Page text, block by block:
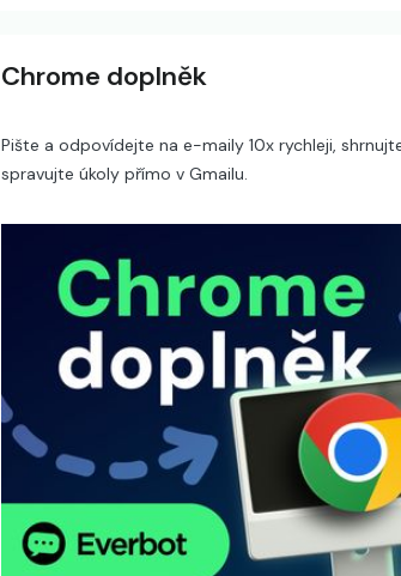
Chrome doplněk
Pište a odpovídejte na e-maily 10x rychleji,
spravujte úkoly přímo v Gmailu.